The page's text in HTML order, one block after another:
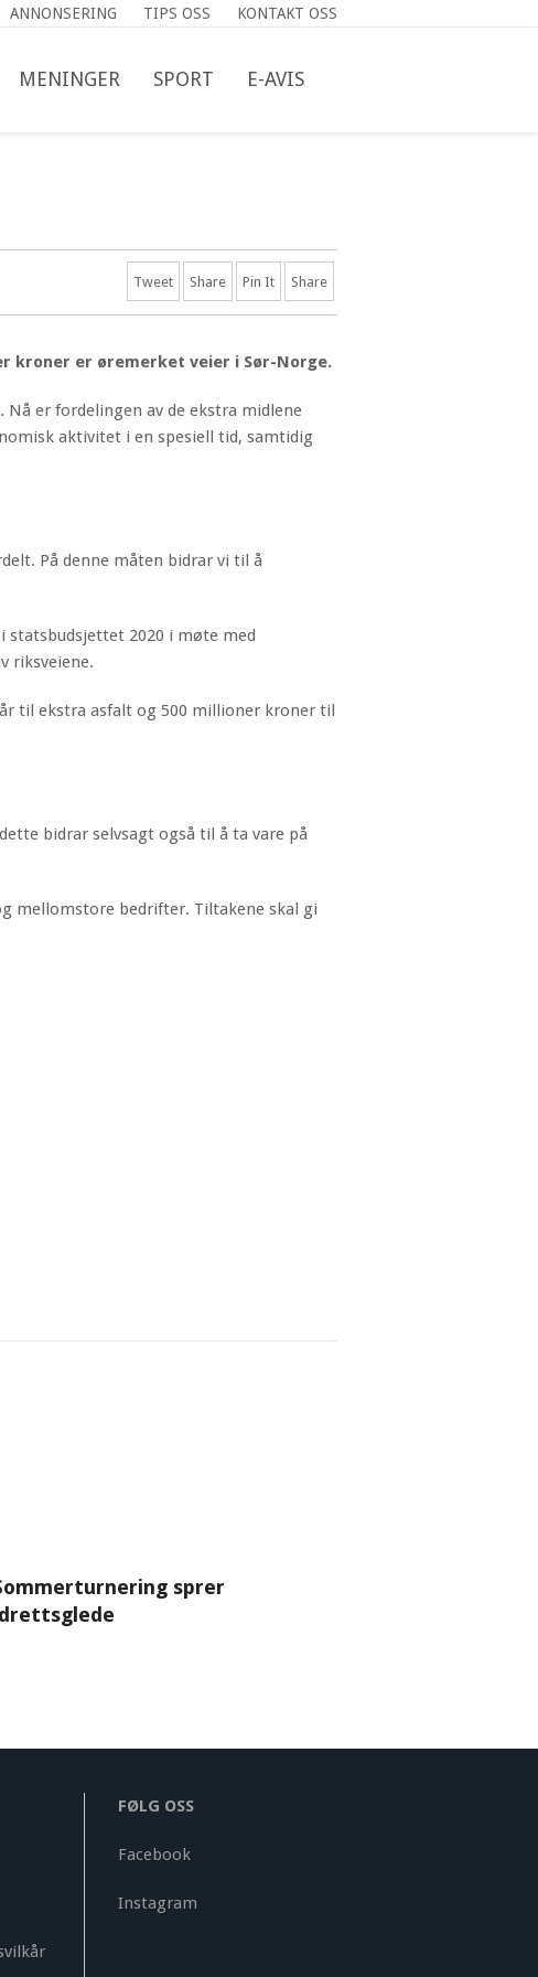
ANNONSERING TIPS OSS KONTAKT OSS
MENINGER SPORT E-AVIS
Tweet Share Pin It Share
kroner er øremerket veier i Sør-Norge.
er fordelingen av de ekstra midlene
aktivitet i en spesiell tid, samtidig
På denne måten bidrar vi til å
statsbudsjettet 2020 i møte med
riksveiene.
til ekstra asfalt og 500 millioner kroner til
bidrar selvsagt også til å ta vare på
mellomstore bedrifter. Tiltakene skal gi
sprer
FØLG OSS
Facebook
Instagram